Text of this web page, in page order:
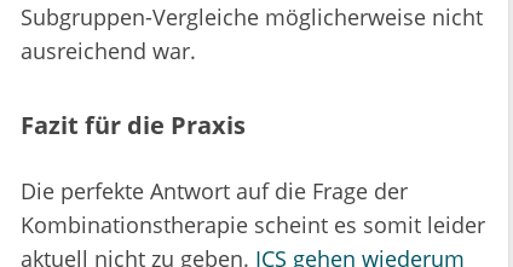
Subgruppen-Vergleiche möglicherweise nicht
ausreichend war.
Fazit für die Praxis
Die perfekte Antwort auf die Frage der
Kombinationstherapie scheint es somit leider
aktuell nicht zu geben. ICS gehen wiederum